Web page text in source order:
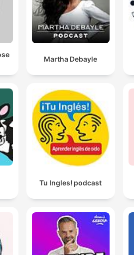
Martha Debayle
Tu Ingles! podcast